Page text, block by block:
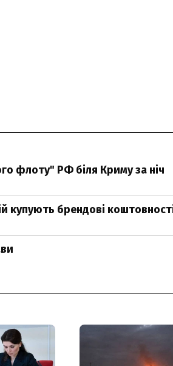
флоту" РФ біля Криму за ніч
купують брендові